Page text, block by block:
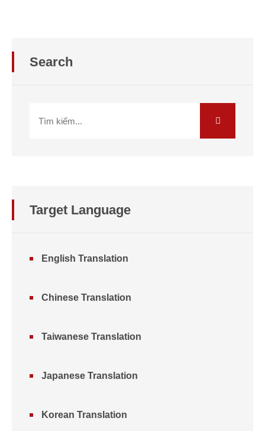
Search
Target Language
English Translation
Chinese Translation
Taiwanese Translation
Japanese Translation
Korean Translation